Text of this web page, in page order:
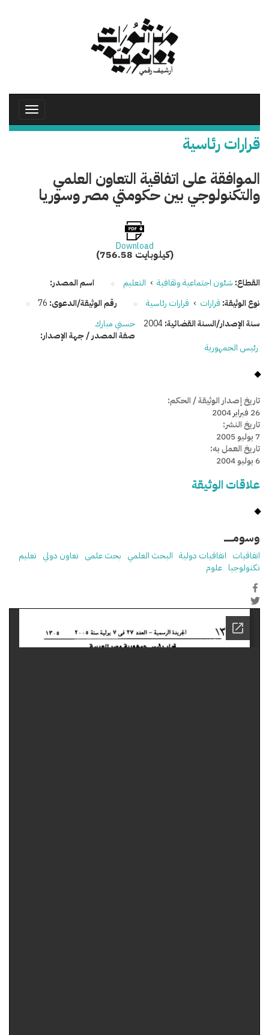
Toggle
قرارات رئاسية
الموافقة على اتفاقية التعاون العلمي
والتكنولوجي بين حكومتي مصر وسوريا
Download
(756.58 كيلوبايت)
القطاع: شئون اجتماعية وثقافية › التعليم
نوع الوثيقة: قرارات › قرارات رئاسية رقم الوثيقة/الدعوى: 76
سنة الإصدار/السنة القضائية:2004
اسم المصدر:
حسني مبارك
صفة المصدر / جهة الإصدار:
رئيس الجمهورية
تاريخ إصدار الوثيقة / الحكم:
26 فبراير 2004
تاريخ النشر:
7 يوليو 2005
تاريخ العمل به:
6 يوليو 2004
علاقات الوثيقة
وسومـــــ
اتفاقيات اتفاقيات دولية البحث العلمي بحث علمى تعاون دولي تعليم
تكنولوجيا علوم